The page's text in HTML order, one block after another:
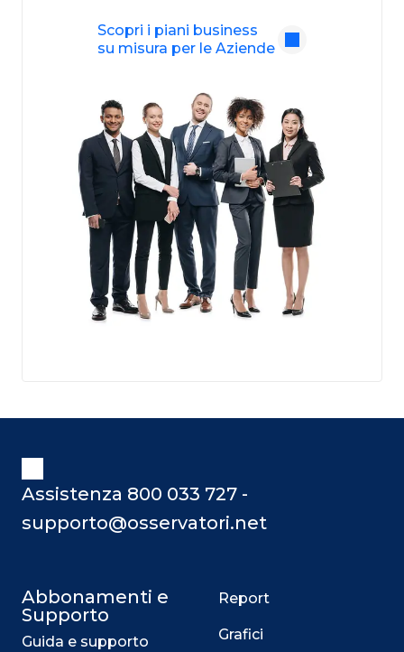
Scopri i piani business
su misura per le Aziende
Assistenza 800 033 727 -
supporto@osservatori.net
Abbonamenti e
Supporto
Guida e supporto
Report
Grafici